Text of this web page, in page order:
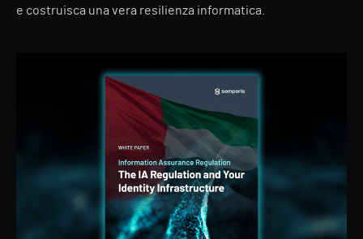
e costruisca una vera resilienza informatica.